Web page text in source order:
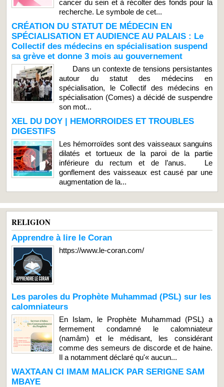
cancer du sein et à récolter des fonds pour la
recherche. Le symbole de cet...
CRÉATION DU STATUT DE MÉDECIN EN
SPÉCIALISATION ET AUDIENCE AU PALAIS : Le
Collectif des médecins en spécialisation suspend
sa grève et donne 3 mois au gouvernement
Dans un contexte de tensions persistantes
autour du statut des médecins en
spécialisation, le Collectif des médecins en
spécialisation (Comes) a décidé de suspendre
son mot...
XEL DU DOY | HEMORROIDES ET TROUBLES
DIGESTIFS
Les hémorroïdes sont des vaisseaux sanguins
dilatés et tortueux de la paroi de la partie
inférieure du rectum et de l’anus. Le
gonflement des vaisseaux est causé par une
augmentation de la...
RELIGION
Apprendre à lire le Coran
https://www.le-coran.com/
Les paroles du Prophète Muhammad (PSL) sur les
calomniateurs
En Islam, le Prophète Muhammad (PSL) a
fermement condamné le calomniateur
(namâm) et le médisant, les considérant
comme des semeurs de discorde et de haine.
Il a notamment déclaré qu'« aucun...
WAXTAAN CI IMAM MALICK PAR SERIGNE SAM
MBAYE